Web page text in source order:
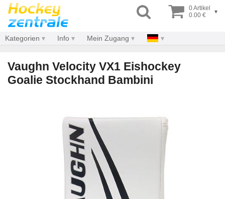
0 Artikel
0.00 €
▾
Kategorien Info Mein Zugang
Vaughn Velocity VX1 Eishockey
Goalie Stockhand Bambini